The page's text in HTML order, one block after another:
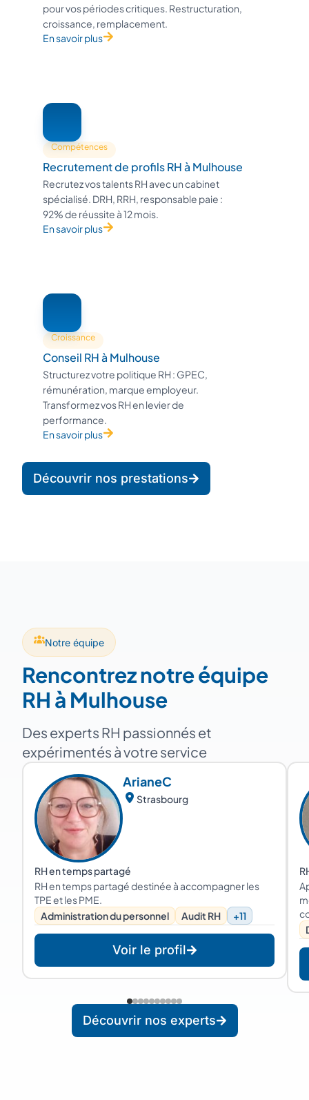
pour vos périodes critiques. Restructuration,
croissance, remplacement.
En savoir plus
Compétences
Recrutement de profils RH à Mulhouse
Recrutez vos talents RH avec un cabinet
spécialisé. DRH, RRH, responsable paie :
92% de réussite à 12 mois.
En savoir plus
Croissance
Conseil RH à Mulhouse
Structurez votre politique RH : GPEC,
rémunération, marque employeur.
Transformez vos RH en levier de
performance.
En savoir plus
Découvrir nos prestations
Notre équipe
Rencontrez notre équipe
RH à Mulhouse
Des experts RH passionnés et
expérimentés à votre service
ArianeC
Strasbourg
RH en temps partagé
RH en temps partagé destinée à accompagner les
TPE et les PME.
Administration du personnel
Audit RH +11
Voir le profil
Découvrir nos experts